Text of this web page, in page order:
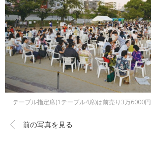
テーブル指定席(1テーブル4席)は前売り3万6000円
前の写真を見る